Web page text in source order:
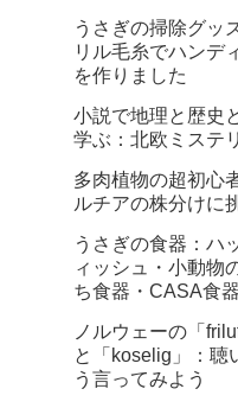
うさぎの掃除グッ
リル毛糸でハンデ
を作りました
小説で地理と歴史
学ぶ：北欧ミステ
多肉植物の超初心
ルチアの株分けに
うさぎの食器：ハ
ィッシュ・小動物
ち食器・CASA食器
ノルウェーの「
と「koselig」：聴
う言ってみよう